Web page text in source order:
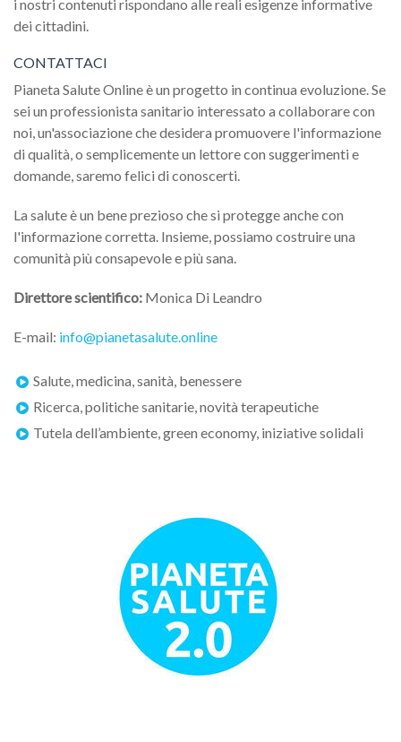
i nostri contenuti rispondano alle reali esigenze informative
dei cittadini.
CONTATTACI
Pianeta Salute Online è un progetto in continua evoluzione. Se
sei un professionista sanitario interessato a collaborare con
noi, un'associazione che desidera promuovere l'informazione
di qualità, o semplicemente un lettore con suggerimenti e
domande, saremo felici di conoscerti.
La salute è un bene prezioso che si protegge anche con
l'informazione corretta. Insieme, possiamo costruire una
comunità più consapevole e più sana.
Direttore scientifico: Monica Di Leandro
E-mail: info@pianetasalute.online
Salute, medicina, sanità, benessere
Ricerca, politiche sanitarie, novità terapeutiche
Tutela dell’ambiente, green economy, iniziative solidali